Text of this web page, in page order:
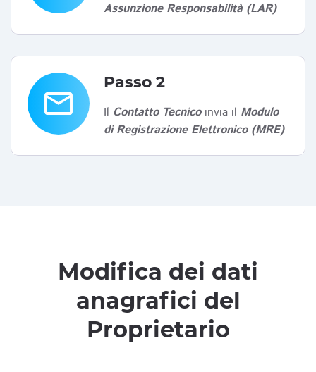
Assunzione Responsabilità (LAR)
email
Passo 2
Il Contatto Tecnicoinvia il Modulo
di Registrazione Elettronico (MRE)
Modifica dei dati
anagrafici del
Proprietario